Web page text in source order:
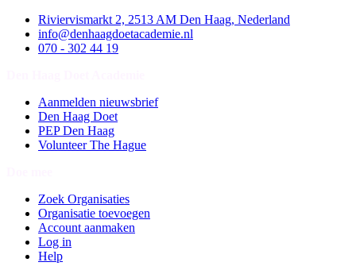
Riviervismarkt 2, 2513 AM Den Haag, Nederland
info@denhaagdoetacademie.nl
070 - 302 44 19
Aanmelden nieuwsbrief
Den Haag Doet
PEP Den Haag
Volunteer The Hague
Zoek Organisaties
Organisatie toevoegen
Account aanmaken
Log in
Help